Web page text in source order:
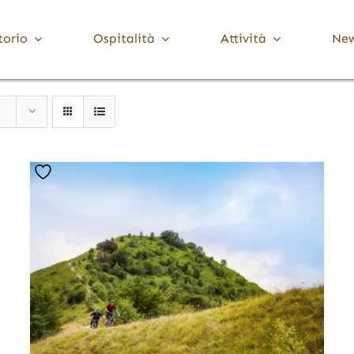
Media Valle Trompia
Marcheno
Ospitalità Attività
Ville, palazzi e torri